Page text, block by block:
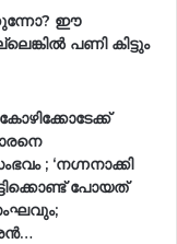
ഈ
പണി കിട്ടും
; ‘നഗ്നനാക്കി
പോയത്